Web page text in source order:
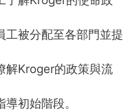
工被分配至各部門並提
解Kroger的政策與流
導初始階段。